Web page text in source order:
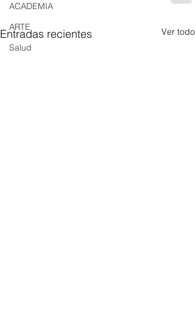
ACADEMIA
ARTE
Salud
Entradas recientes Ver todo